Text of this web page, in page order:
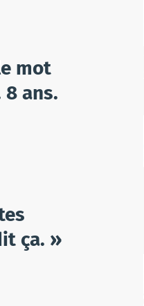
mot
ans.
ça. »